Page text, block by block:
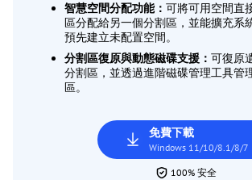
智慧空間分配功能： 可將可用空間直
區分配給另一個分割區，並能擴充系
預先建立未配置空間。
分割區復原與動態磁碟支援： 可復原
分割區，並透過進階磁碟管理工具管
區。
免費下載
Windows 11/10/8.1/8/7
100% 安全